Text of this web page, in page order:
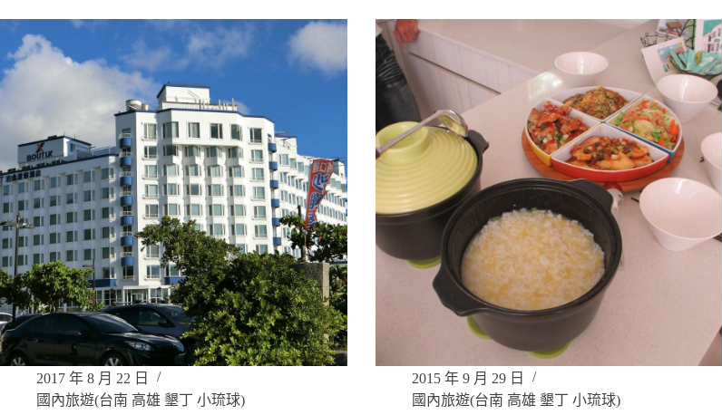
2017 年 8 月 22 日
國內旅遊(台南 高雄 墾丁 小琉球)
2015 年 9 月 29 日
國內旅遊(台南 高雄 墾丁 小琉球)